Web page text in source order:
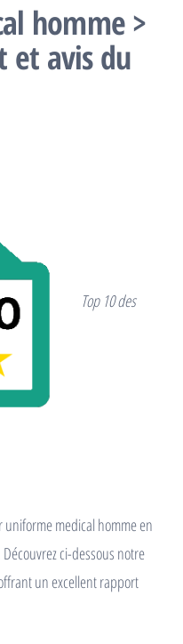
homme >
et avis du
Top 10 des
uniforme medical homme en
ci-dessous notre
un excellent rapport